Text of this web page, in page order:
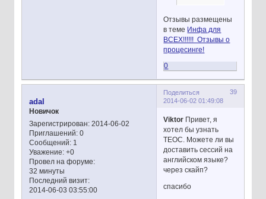
Отзывы размещены
в теме Инфа для
ВСЕХ!!!!!! Отзывы о
процесинге!
0
Поделиться
39
2014-06-02 01:49:08
adal
Новичок
Зарегистрирован: 2014-06-02
Приглашений:0
Сообщений:1
Уважение: +0
Провел на форуме:
32 минуты
Последний визит:
2014-06-03 03:55:00
Viktor Привет, я
хотел бы узнать
ТЕОС. Можете ли вы
доставить сессий на
английском языке?
через скайп?
спасибо